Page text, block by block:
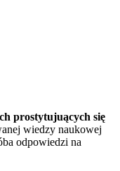
prostytujuących się
wiedzy naukowej
odpowiedzi na